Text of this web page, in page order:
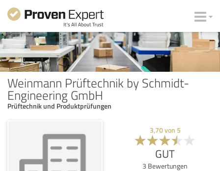
Weinmann Prüftechnik by Schmidt-
Engineering GmbH
Prüftechnik und Produktprüfungen
3,70von 5
GUT
3 Bewertungen